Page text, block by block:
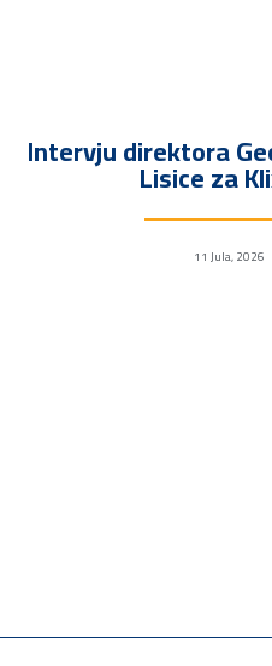
Intervju direktora
Lisice za
11 Jula, 2026